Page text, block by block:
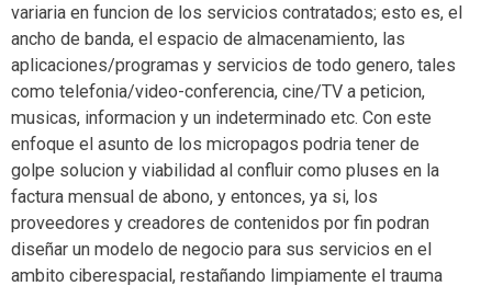
variaria en funcion de los servicios contratados; esto es, el
ancho de banda, el espacio de almacenamiento, las
aplicaciones/programas y servicios de todo genero, tales
como telefonia/video-conferencia, cine/TV a peticion,
musicas, informacion y un indeterminado etc. Con este
enfoque el asunto de los micropagos podria tener de
golpe solucion y viabilidad al confluir como pluses en la
factura mensual de abono, y entonces, ya si, los
proveedores y creadores de contenidos por fin podran
diseñar un modelo de negocio para sus servicios en el
ambito ciberespacial, restañando limpiamente el trauma